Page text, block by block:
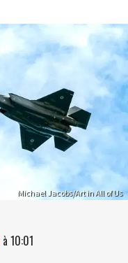
Michael Jacobs/Art in All of Us
à 10:01